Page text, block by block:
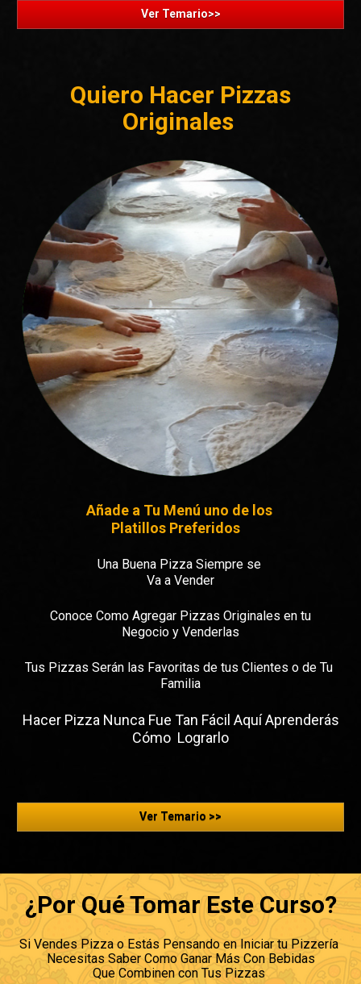
Ver Temario>>
Quiero Hacer Pizzas
Originales
Añade a Tu Menú uno de los
Platillos Preferidos
Una Buena Pizza Siempre se
Va a Vender
Conoce Como Agregar Pizzas Originales en tu
Negocio y Venderlas
Tus Pizzas Serán las Favoritas de tus Clientes o de Tu
Familia
Hacer Pizza Nunca Fue Tan Fácil Aquí Aprenderás
Cómo  Lograrlo
Ver Temario >>
¿Por Qué Tomar Este Curso?
Si Vendes Pizza o Estás Pensando en Iniciar tu Pizzería
Necesitas Saber Como Ganar Más Con Bebidas
Que Combinen con Tus Pizzas